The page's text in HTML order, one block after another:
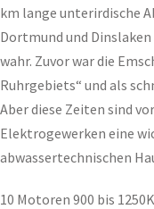
km lange unterirdische
Dortmund und
wahr. Zuvor war die
Ruhrgebiets“ und als
Aber diese Zeiten sind
Elektrogewerken eine
abwassertechnischen
10 Motoren 900 bis